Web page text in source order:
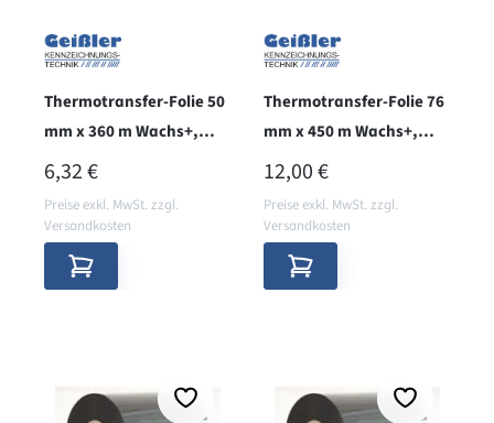
Thermotransfer-Folie 50
mm x 360 m Wachs+,
innen, BRILLIANT
REGULÄRER PREIS:
6,32 €
Preise exkl. MwSt. zzgl.
Versandkosten
Thermotransfer-Folie 76
mm x 450 m Wachs+,
innen
REGULÄRER PREIS:
12,00 €
Preise exkl. MwSt. zzgl.
Versandkosten